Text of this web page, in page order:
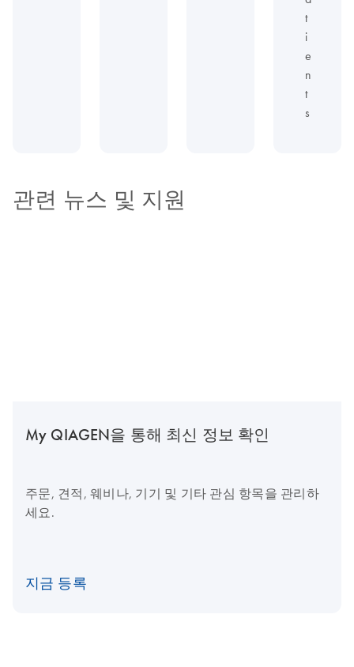
t
i
e
n
t
s
관련 뉴스 및 지원
My QIAGEN을 통해 최신 정보 확인
주문, 견적, 웨비나, 기기 및 기타 관심 항목을 관리하
세요.
지금 등록